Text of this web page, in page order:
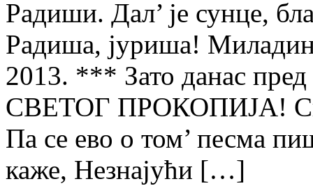
Радиши. Дал’ је сунце,
Радиша, јуриша!
2013. *** Зато данас пред
СВЕТОГ ПРОКОПИЈА!
Па се ево о том’ песма
каже, Незнајући […]